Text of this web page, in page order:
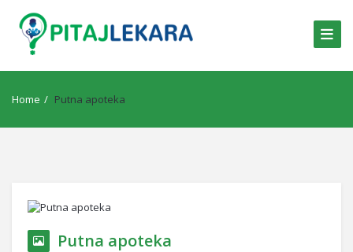
Home / Putna apoteka
Putna apoteka